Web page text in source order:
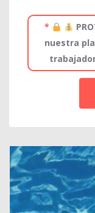
*
nuestra